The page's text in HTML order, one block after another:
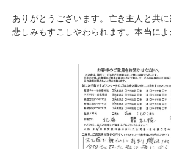
ありがとうございます。亡き主人と共に
悲しみもすこしやわられます。本当によ